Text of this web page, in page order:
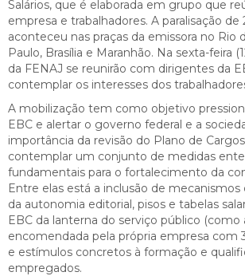
Salários, que é elaborada em grupo que
empresa e trabalhadores. A paralisação de
aconteceu nas praças da emissora no Rio
Paulo, Brasília e Maranhão. Na sexta-feira
da FENAJ se reunirão com dirigentes da
contemplar os interesses dos
A mobilização tem como objetivo
EBC e alertar o governo federal e a
importância da revisão do Plano de
contemplar um conjunto de medidas
fundamentais para o fortalecimento da
Entre elas está a inclusão de mecanismos
da autonomia editorial, pisos e tabelas
EBC da lanterna do serviço público (como
encomendada pela própria empresa com
e estímulos concretos à formação e
empregados.